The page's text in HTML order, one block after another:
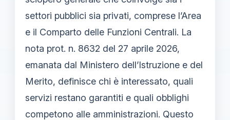
settori pubblici sia privati, comprese l’Area
e il Comparto delle Funzioni Centrali. La
nota prot. n. 8632 del 27 aprile 2026,
emanata dal Ministero dell’Istruzione e del
Merito, definisce chi è interessato, quali
servizi restano garantiti e quali obblighi
competono alle amministrazioni. Questo